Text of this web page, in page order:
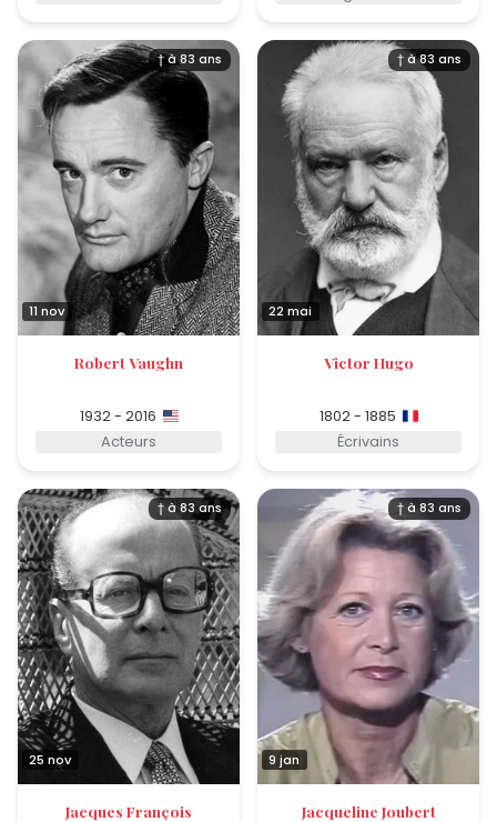
† à 83 ans
11 nov
Robert Vaughn
1932 - 2016
Acteurs
† à 83 ans
22 mai
Victor Hugo
1802 - 1885
Écrivains
† à 83 ans
25 nov
Jacques François
† à 83 ans
9 jan
Jacqueline Joubert